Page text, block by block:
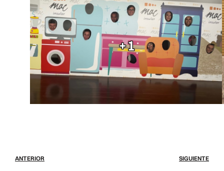
+1
ANTERIOR SIGUIENTE